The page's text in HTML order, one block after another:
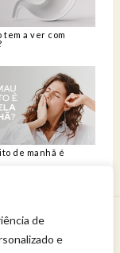
de
e
tem a ver com
de manhã é
estar.
qualificada.